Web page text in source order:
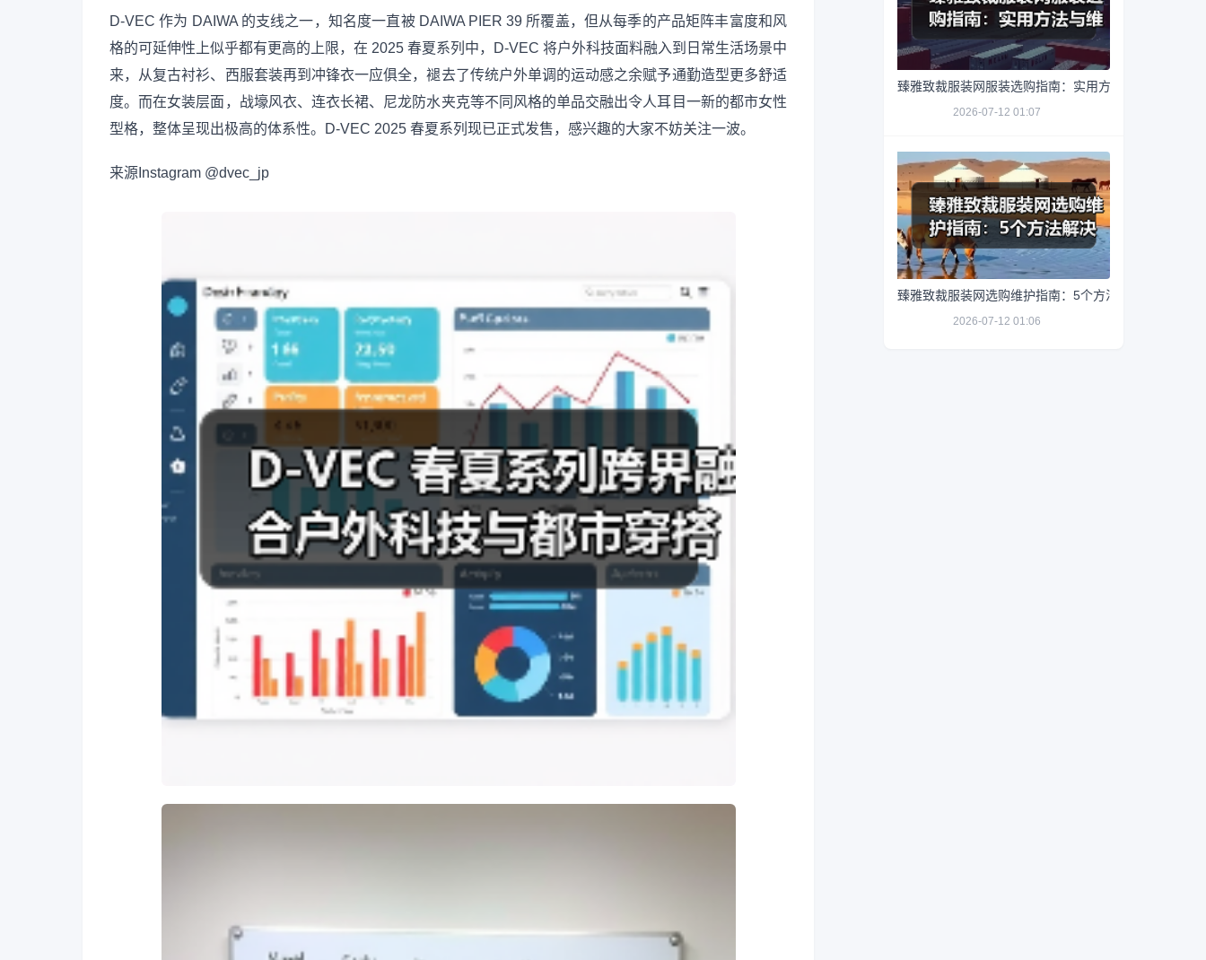
D-VEC 作为 DAIWA 的支线之一，知名度一直被 DAIWA PIER 39 所覆盖，但从每季的产品矩阵丰富度和风
格的可延伸性上似乎都有更高的上限，在 2025 春夏系列中，D-VEC 将户外科技面料融入到日常生活场景中
来，从复古衬衫、西服套装再到冲锋衣一应俱全，褪去了传统户外单调的运动感之余赋予通勤造型更多舒适
度。而在女装层面，战壕风衣、连衣长裙、尼龙防水夹克等不同风格的单品交融出令人耳目一新的都市女性
型格，整体呈现出极高的体系性。D-VEC 2025 春夏系列现已正式发售，感兴趣的大家不妨关注一波。
来源 Instagram @dvec_jp
臻雅致裁服装网服装选购指南：实用方法与维护技巧
2026-07-12 01:07
臻雅致裁服装网选购维护指南：5个方法解决网购踩坑
2026-07-12 01:06